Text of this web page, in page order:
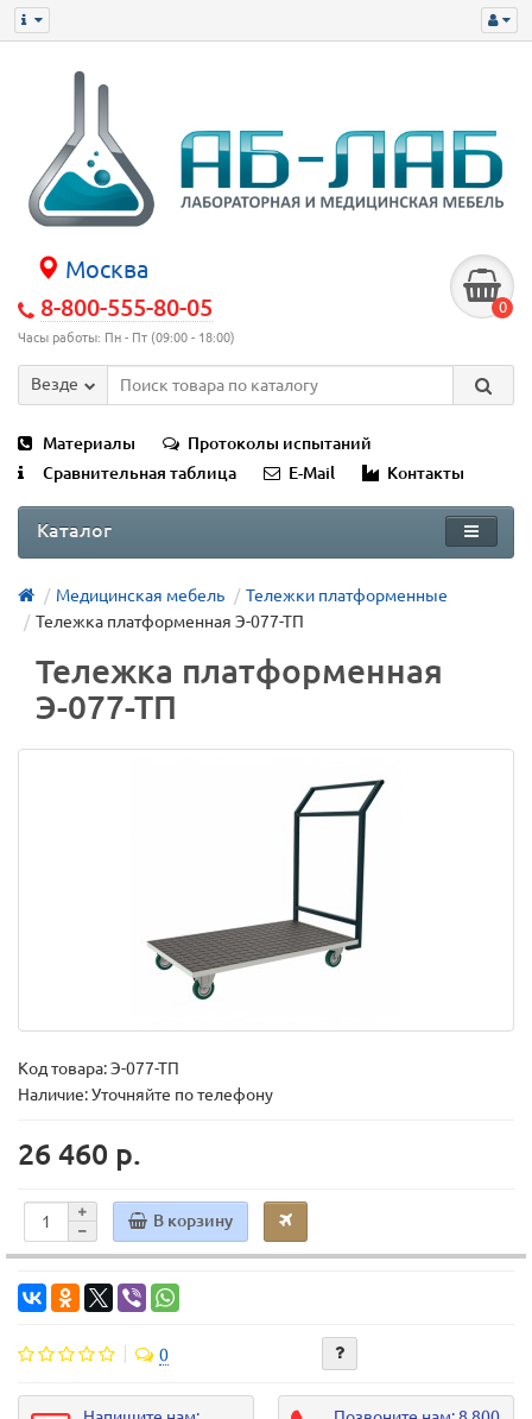
Москва
8-800-555-80-05
Часы работы: Пн - Пт (09:00 - 18:00)
0
Везде
Материалы
Протоколы испытаний
Сравнительная таблица
E-Mail Контакты
Каталог
Медицинская мебель
Тележки платформенные
Тележка платформенная Э-077-ТП
Тележка платформенная
Э-077-ТП
Код товара:Э-077-ТП
Наличие: Уточняйте по телефону
26 460 р.
В корзину
0